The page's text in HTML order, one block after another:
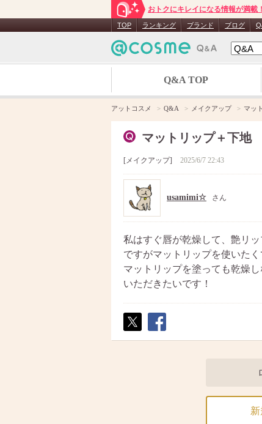
おトクにキレイになる情報が満載！
TOP ランキング ブランド ブログ
Q&A TOP
アットコスメ Q&A メイクアップ マッ
マットリップ＋下地
メイクアップ 2025/6/7 22:43
usamimi☆ さん
私はすぐ唇が乾燥して、艶リ
ですがマットリップを使いたく
マットリップを塗っても乾燥
いただきたいです！
ト
ア